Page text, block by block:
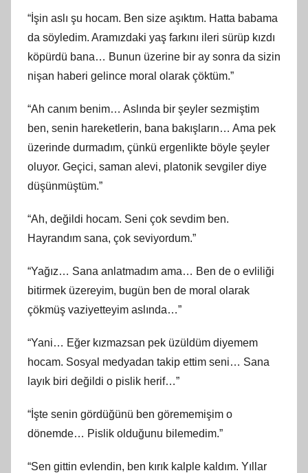
“İşin aslı şu hocam. Ben size aşıktım. Hatta babama
da söyledim. Aramızdaki yaş farkını ileri sürüp kızdı
köpürdü bana… Bunun üzerine bir ay sonra da sizin
nişan haberi gelince moral olarak çöktüm.”
“Ah canım benim… Aslında bir şeyler sezmiştim
ben, senin hareketlerin, bana bakışların… Ama pek
üzerinde durmadım, çünkü ergenlikte böyle şeyler
oluyor. Geçici, saman alevi, platonik sevgiler diye
düşünmüştüm.”
“Ah, değildi hocam. Seni çok sevdim ben.
Hayrandım sana, çok seviyordum.”
“Yağız… Sana anlatmadım ama… Ben de o evliliği
bitirmek üzereyim, bugün ben de moral olarak
çökmüş vaziyetteyim aslında…”
“Yani… Eğer kızmazsan pek üzüldüm diyemem
hocam. Sosyal medyadan takip ettim seni… Sana
layık biri değildi o pislik herif…”
“İşte senin gördüğünü ben görememişim o
dönemde… Pislik olduğunu bilemedim.”
“Sen gittin evlendin, ben kırık kalple kaldım. Yıllar